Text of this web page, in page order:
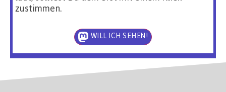
zustimmen.
WILL ICH SEHEN!